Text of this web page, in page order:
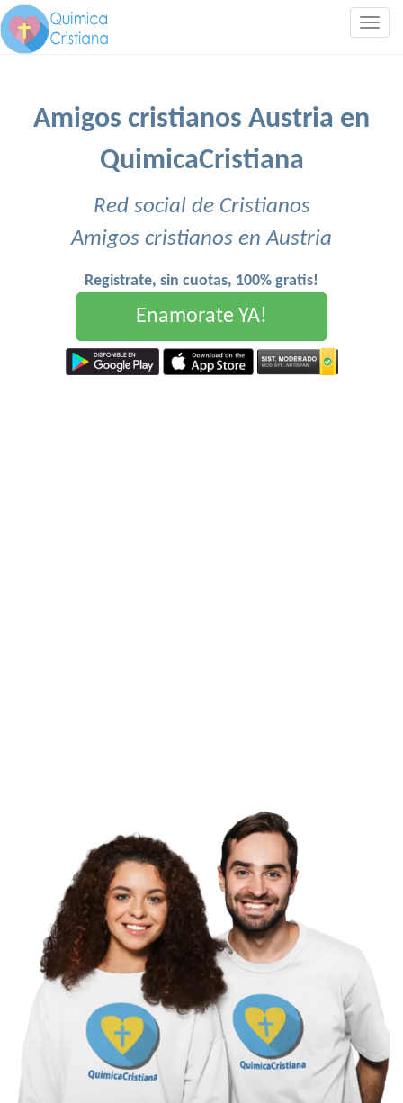
Amigos cristianos Austria en
QuimicaCristiana
Red social de Cristianos
Amigos cristianos en Austria
Registrate, sin cuotas, 100% gratis!
Enamorate YA!